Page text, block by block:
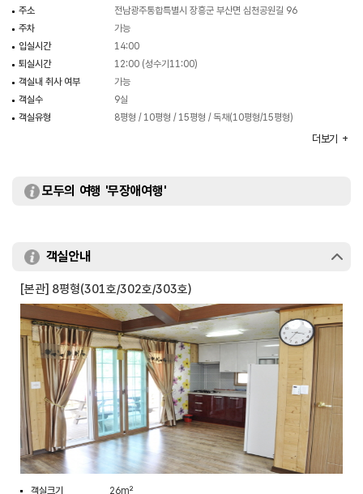
주소
전남광주통합특별시 장흥군 부산면 심천공원길 96
주차
가능
입실시간
14:00
퇴실시간
12:00 (성수기11:00)
객실내 취사 여부
가능
객실수
9실
객실유형
8평형 / 10평형 / 15평형 / 독채(10평형/15평형)
더보기
모두의 여행 '무장애여행'
객실안내
[본관] 8평형(301호/302호/303호)
객실크기 26m²